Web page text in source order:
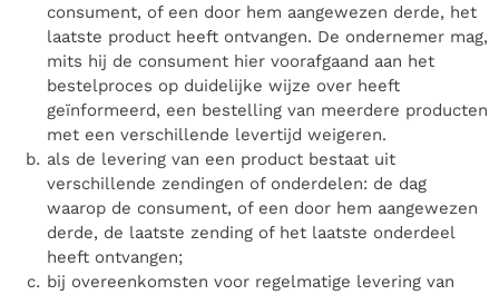
consument, of een door hem aangewezen derde, het
laatste product heeft ontvangen. De ondernemer mag,
mits hij de consument hier voorafgaand aan het
bestelproces op duidelijke wijze over heeft
geïnformeerd, een bestelling van meerdere producten
met een verschillende levertijd weigeren.
als de levering van een product bestaat uit
verschillende zendingen of onderdelen: de dag
waarop de consument, of een door hem aangewezen
derde, de laatste zending of het laatste onderdeel
heeft ontvangen;
bij overeenkomsten voor regelmatige levering van